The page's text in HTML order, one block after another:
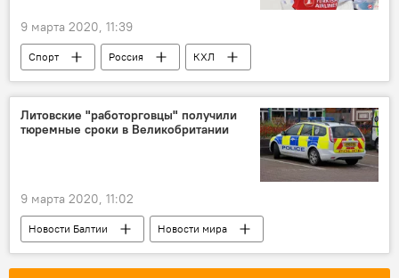
9 марта 2020, 11:39
Спорт Россия
КХЛ
Каспарс Даугавиньш
Мартиньш Карсумс
Кубок Гагарина
Литовские "работорговцы" получили
тюремные сроки в Великобритании
9 марта 2020, 11:02
Новости Балтии
Новости мира
Великобритания
Литва